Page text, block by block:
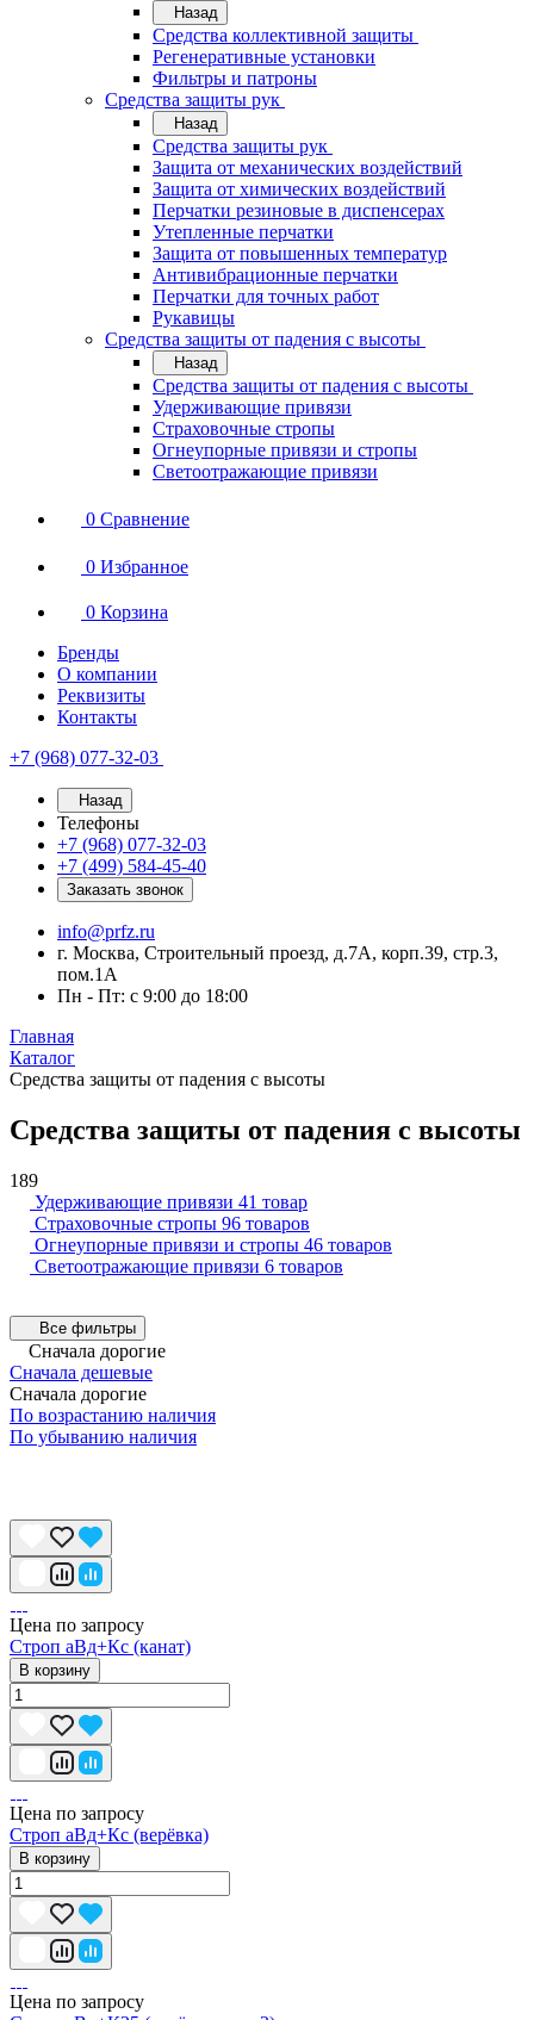
Назад
Средства коллективной защиты
Регенеративные установки
Фильтры и патроны
Средства защиты рук
Назад
Средства защиты рук
Защита от механических воздействий
Защита от химических воздействий
Перчатки резиновые в диспенсерах
Утепленные перчатки
Защита от повышенных температур
Антивибрационные перчатки
Перчатки для точных работ
Рукавицы
Средства защиты от падения с высоты
Назад
Средства защиты от падения с высоты
Удерживающие привязи
Страховочные стропы
Огнеупорные привязи и стропы
Светоотражающие привязи
0 Сравнение
0 Избранное
0 Корзина
Бренды
О компании
Реквизиты
Контакты
+7 (968) 077-32-03
Назад
Телефоны
+7 (968) 077-32-03
+7 (499) 584-45-40
Заказать звонок
info@prfz.ru
г. Москва, Строительный проезд, д.7А, корп.39, стр.3,
пом.1А
Пн - Пт: с 9:00 до 18:00
Главная
Каталог
Средства защиты от падения с высоты
Средства защиты от падения с высоты
189
Удерживающие привязи 41 товар
Страховочные стропы 96 товаров
Огнеупорные привязи и стропы 46 товаров
Светоотражающие привязи 6 товаров
Все фильтры
Сначала дорогие
Сначала дешевые
Сначала дорогие
По возрастанию наличия
По убыванию наличия
Цена по запросу
Строп аВд+Кс (канат)
В корзину
Цена по запросу
Строп аВд+Кc (верёвка)
В корзину
Цена по запросу